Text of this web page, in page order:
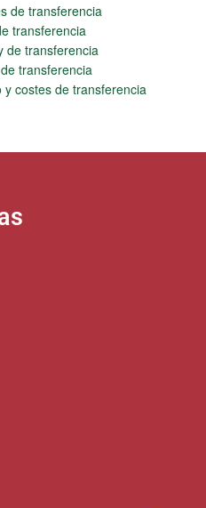
de transferencia
transferencia
de transferencia
transferencia
costes de transferencia